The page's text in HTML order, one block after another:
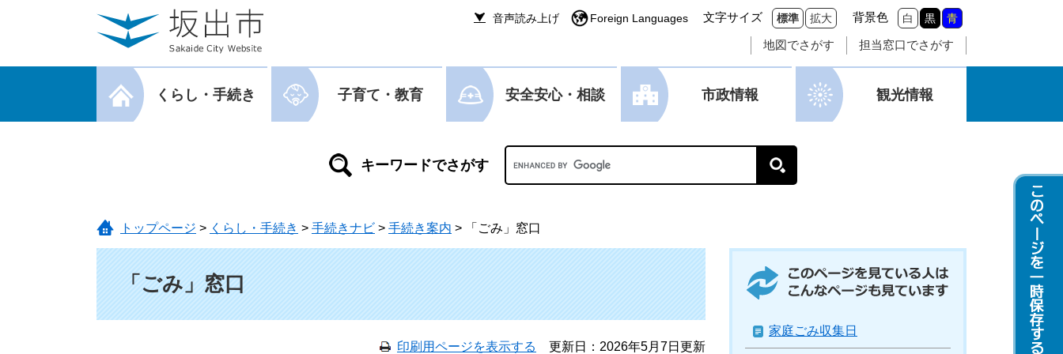
音声読み上げ Foreign Languages 文字サイズ 標準 拡大 背景色 白 黒 青
地図でさがす 担当窓口でさがす
メニューを閉じる
くらし・手続き 子育て・教育 安全安心・相談 市政情報 観光情報
Googleカスタム検索
トップページ > くらし・手続き > 手続きナビ > 手続き案内 > 「ごみ」窓口
「ごみ」窓口
印刷用ページを表示する 更新日：2026年5月7日更新
見ています
家庭ごみ収集日